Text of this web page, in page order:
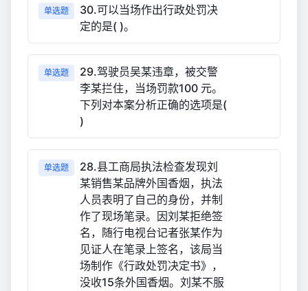
单选题
30.可以当场作出行政处罚决
定的是( )。
单选题
29.驾驶员吴某违章，被交警
李某拦住，当场罚款100 元。
下列对本案分析正确的选项是(
)
单选题
28.县工商局执法检查发现刘
某销售某品牌外国香烟，执法
人员表明了自己的身份，并制
作了现场笔录。因刘某拒绝签
名，随行电视台记者张某作为
见证人在笔录上签名，该局当
场制作《行政处罚决定书》，
没收15条外国香烟。刘某不服